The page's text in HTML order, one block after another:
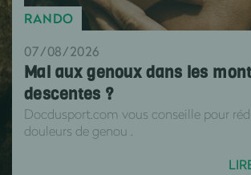
RANDO
07/08/2026
Mal aux genoux dans les
descentes ?
Docdusport.com vous conseille pour
douleurs de genou .